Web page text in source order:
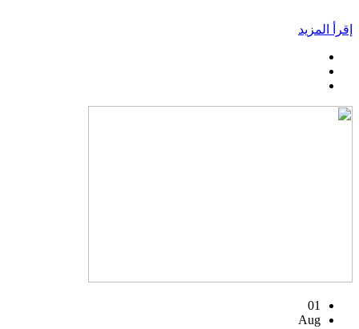
إقرأ المزيد
01
Aug